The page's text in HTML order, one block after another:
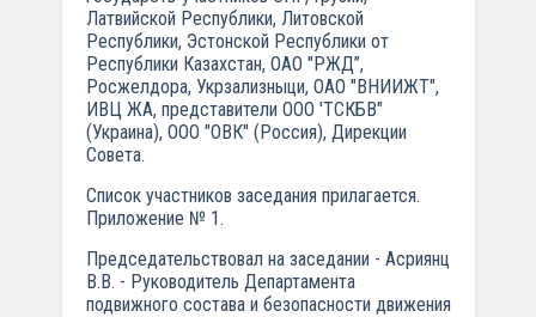
Латвийской Республики, Литовской
Республики, Эстонской Республики от
Республики Казахстан, ОАО "РЖД”,
Росжелдора, Укрзализныци, ОАО "ВНИИЖТ",
ИВЦ ЖА, представители ООО 'ТСКБВ"
(Украина), ООО "ОВК" (Россия), Дирекции
Совета.
Список участников заседания прилагается.
Приложение № 1.
Председательствовал на заседании - Асриянц
В.В. - Руководитель Департамента
подвижного состава и безопасности движения